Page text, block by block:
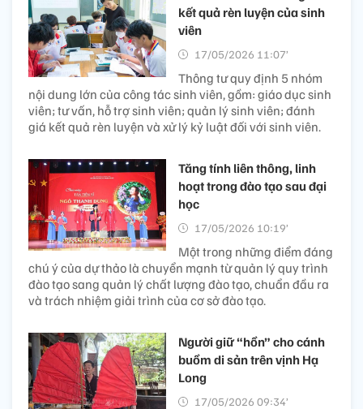
kết quả rèn luyện của sinh
viên
17/05/2026 11:07’
Thông tư quy định 5 nhóm
nội dung lớn của công tác sinh viên, gồm: giáo dục sinh
viên; tư vấn, hỗ trợ sinh viên; quản lý sinh viên; đánh
giá kết quả rèn luyện và xử lý kỷ luật đối với sinh viên.
Tăng tính liên thông, linh
hoạt trong đào tạo sau đại
học
17/05/2026 10:19’
Một trong những điểm đáng
chú ý của dự thảo là chuyển mạnh từ quản lý quy trình
đào tạo sang quản lý chất lượng đào tạo, chuẩn đầu ra
và trách nhiệm giải trình của cơ sở đào tạo.
Người giữ “hồn” cho cánh
buồm di sản trên vịnh Hạ
Long
17/05/2026 09:34’